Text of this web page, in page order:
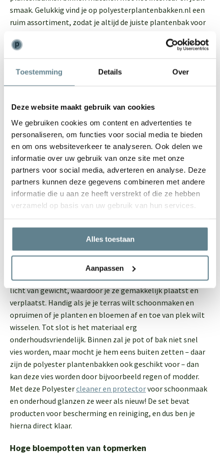
Toestemming Details Over
Deze website maakt gebruik van cookies
We gebruiken cookies om content en advertenties te
personaliseren, om functies voor social media te bieden
en om ons websiteverkeer te analyseren. Ook delen we
informatie over uw gebruik van onze site met onze
partners voor social media, adverteren en analyse. Deze
partners kunnen deze gegevens combineren met andere
informatie die u aan ze heeft verstrekt of die ze hebben
verzameld op basis van uw gebruik van hun services.
Alles toestaan
Aanpassen
smaak. Gelukkig vind je op polyesterplantenbakken.nl een
ruim assortiment, zodat je altijd de juiste plantenbak voor
kijk dan naar onze ronde bloempotten en ovale
vierkante plantenbakken en rechthoekige plantenbakken
wat voor jou. Behalve de vorm, kun je ook kiezen voor
en industrieel zwart. En, je hebt de keuze uit een luxueuze
hoogglans afwerking of stoere matte afwerking. Wat sluit
aan bij jouw wensen?
Voordelen van kunststof plantenbakken
Alle plantenbakken in de webshop zijn vervaardigd uit
hoogwaardig polyester of gerecycled materiaal
(kunststof). Deze materialen bieden veel voordelen. Een
kunststof plantenbak, zoals een polyester plantenbak, is
levensduur en tijdloos, modern design, dat in ieder interieur
past. De duurzame potten zijn vorstbestendig, UV-
bestendig en hebben een isolatielaag, waardoor je ze het
hele jaar probleemloos zowel binnen als buiten kunt laten
staan. Bovendien zijn polyester en kunststof bloempotten
licht van gewicht, waardoor je ze gemakkelijk plaatst en
verplaatst. Handig als je je terras wilt schoonmaken en
opruimen of je planten en bloemen af en toe van plek wilt
wisselen. Tot slot is het materiaal erg
onderhoudsvriendelijk. Binnen zal je pot of bak niet snel
vies worden, maar mocht je hem eens buiten zetten – daar
zijn de polyester plantenbakken ook geschikt voor – dan
kan deze vies worden door bijvoorbeeld regen of modder.
Met deze Polyestercleaner en protectorvoor schoonmaak
en onderhoud glanzen ze weer als nieuw! De set bevat
producten voor bescherming en reiniging, en dus ben je
hierna direct klaar.
Hoge bloempotten van topmerken